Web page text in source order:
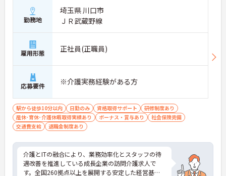
により、先々の予定が立てやすくプライベートの時
間をしっかりと確保できる環境です
【専門資格を活かした収入アップと明確なキャリア
形成が期待できます】
・介護福祉士資格手当が支給されるほか、年2回の
・サービス提供責任者や管理者へのキャリアアップ
も目指せます
【IT化と手厚いフォロー体制により、業務のストレ
スを軽減できます】
・記録票の提出やシフト確認をすべてスマートフォ
ンで行えるため、手書きの書類作成や事業所への移
動の手間が省けケア業務に集中できます
・定期的な面談を通じて上司がフォローする体制が
あり、訪問介護でありながら孤立することなくチー
ムの支援を受けながら業務に取り組めます
勤務地
埼玉県 川口市
ＪＲ武蔵野線
雇用形態 正社員(正職員)
応募要件 ※介護実務経験がある方
駅から徒歩10分以内 日勤のみ 資格取得サポート
研修制度あり
産休･育休･介護休暇取得実績あり
ボーナス・賞与あり
社会保険完備
交通費支給
退職金制度あり
介護とITの融合により、業務効率化とスタッフの待
遇改善を推進している成長企業の訪問介護求人で
す。全国260拠点以上を展開する安定した経営基盤